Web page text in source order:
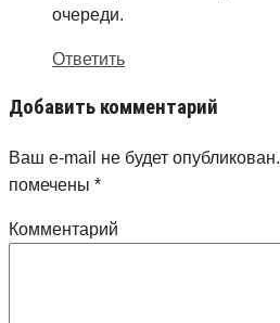
очереди.
Ответить
Добавить комментарий
Ваш e-mail не будет опубликован.
помечены *
Комментарий